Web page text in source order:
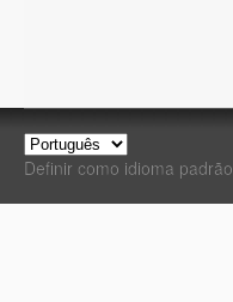
Definir como idioma padrão